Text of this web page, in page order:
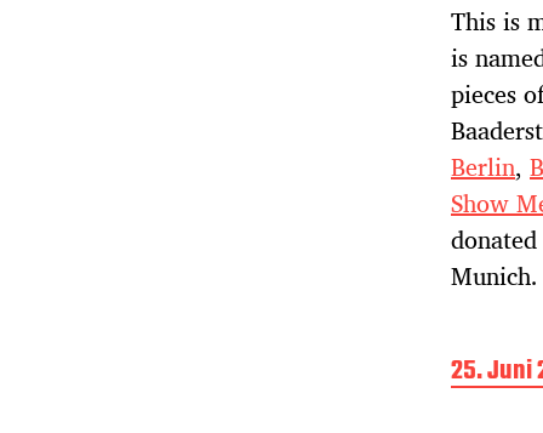
This is
is
pieces
Berlin,
Show
Munich.
B
e
25. Juni